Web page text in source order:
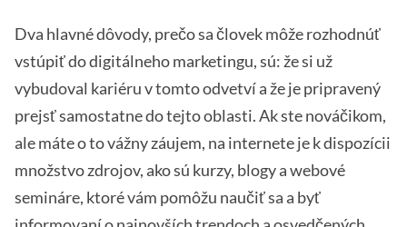
Dva hlavné dôvody, prečo sa človek môže rozhodnúť
vstúpiť do digitálneho marketingu, sú: že si už
vybudoval kariéru v tomto odvetví a že je pripravený
prejsť samostatne do tejto oblasti. Ak ste nováčikom,
ale máte o to vážny záujem, na internete je k dispozícii
množstvo zdrojov, ako sú kurzy, blogy a webové
semináre, ktoré vám pomôžu naučiť sa a byť